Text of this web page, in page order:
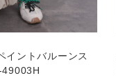
イントバルーンス